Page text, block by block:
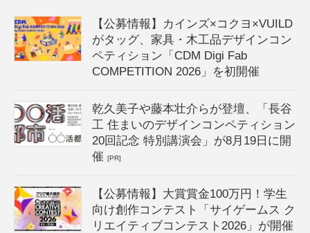
【公募情報】カインズ×コクヨ×VUILD
がタッグ、家具・木工品デザインコン
ペティション「CDM Digi Fab
COMPETITION 2026」を初開催
乾久美子や藤本壮介らが登壇、「長谷
工 住まいのデザインコンペティション
20回記念 特別講演会」が8月19日に開
催[PR]
【公募情報】大賞賞金100万円！学生
向け創作コンテスト「サイゲームス ク
リエイティブコンテスト2026」が開催